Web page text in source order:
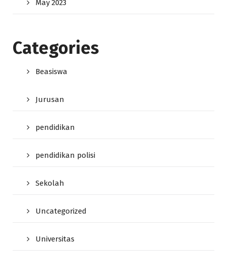
May 2023
Categories
Beasiswa
Jurusan
pendidikan
pendidikan polisi
Sekolah
Uncategorized
Universitas